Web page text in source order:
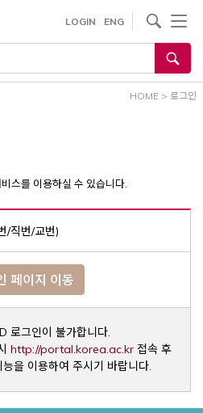
LOGIN ENG
HOME > 로그인
스를 이용하실 수 있습니다.
/직번/교번)
페이지 이동
로그인이 불가합니다.
http://portal.korea.ac.krOpens a
접속 후
을 이용하여 주시기 바랍니다.